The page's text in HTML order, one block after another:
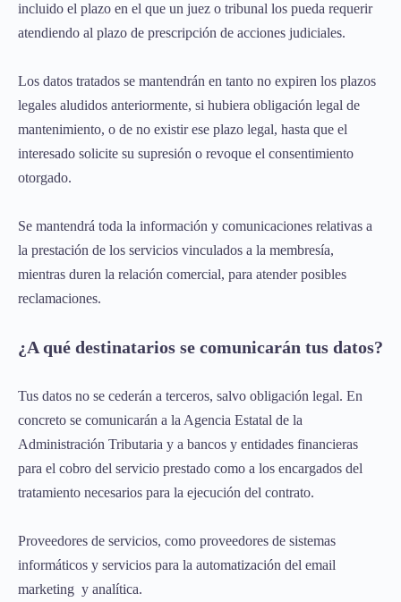
incluido el plazo en el que un juez o tribunal los pueda requerir
atendiendo al plazo de prescripción de acciones judiciales.
Los datos tratados se mantendrán en tanto no expiren los plazos
legales aludidos anteriormente, si hubiera obligación legal de
mantenimiento, o de no existir ese plazo legal, hasta que el
interesado solicite su supresión o revoque el consentimiento
otorgado.
Se mantendrá toda la información y comunicaciones relativas a
la prestación de los servicios vinculados a la membresía,
mientras duren la relación comercial, para atender posibles
reclamaciones.
¿A qué destinatarios se comunicarán tus datos?
Tus datos no se cederán a terceros, salvo obligación legal. En
concreto se comunicarán a la Agencia Estatal de la
Administración Tributaria y a bancos y entidades financieras
para el cobro del servicio prestado como a los encargados del
tratamiento necesarios para la ejecución del contrato.
Proveedores de servicios, como proveedores de sistemas
informáticos y servicios para la automatización del email
marketing y analítica.